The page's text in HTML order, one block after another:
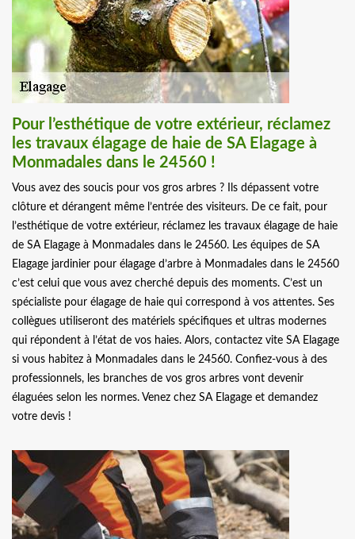
Pour l’esthétique de votre extérieur, réclamez
les travaux élagage de haie de SA Elagage à
Monmadales dans le 24560 !
Vous avez des soucis pour vos gros arbres ? Ils dépassent votre
clôture et dérangent même l’entrée des visiteurs. De ce fait, pour
l’esthétique de votre extérieur, réclamez les travaux élagage de haie
de SA Elagage à Monmadales dans le 24560. Les équipes de SA
Elagage jardinier pour élagage d’arbre à Monmadales dans le 24560
c’est celui que vous avez cherché depuis des moments. C’est un
spécialiste pour élagage de haie qui correspond à vos attentes. Ses
collègues utiliseront des matériels spécifiques et ultras modernes
qui répondent à l’état de vos haies. Alors, contactez vite SA Elagage
si vous habitez à Monmadales dans le 24560. Confiez-vous à des
professionnels, les branches de vos gros arbres vont devenir
élaguées selon les normes. Venez chez SA Elagage et demandez
votre devis !